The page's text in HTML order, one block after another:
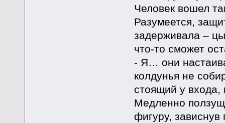
Человек вошел
Разумеется,
задерживала –
что-то сможет
- Я… они
колдунья не
стоящий у
Медленно
фигуру,